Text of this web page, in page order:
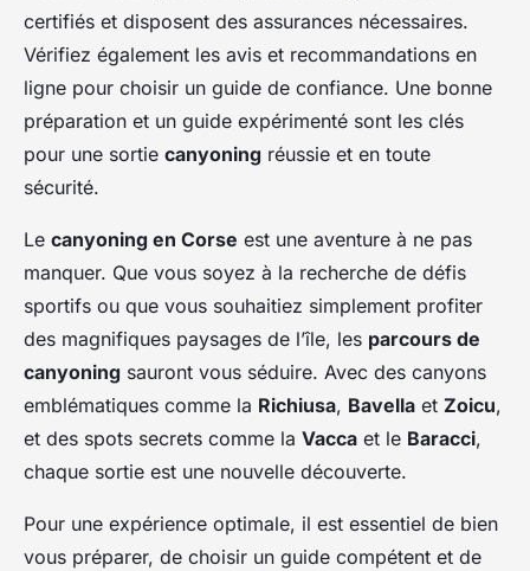
certifiés et disposent des assurances nécessaires.
Vérifiez également les avis et recommandations en
ligne pour choisir un guide de confiance. Une bonne
préparation et un guide expérimenté sont les clés
pour une sortie canyoning réussie et en toute
sécurité.
Le canyoning en Corse est une aventure à ne pas
manquer. Que vous soyez à la recherche de défis
sportifs ou que vous souhaitiez simplement profiter
des magnifiques paysages de l’île, les parcours de
canyoning sauront vous séduire. Avec des canyons
emblématiques comme la Richiusa, Bavella et Zoicu,
et des spots secrets comme la Vacca et le Baracci,
chaque sortie est une nouvelle découverte.
Pour une expérience optimale, il est essentiel de bien
vous préparer, de choisir un guide compétent et de